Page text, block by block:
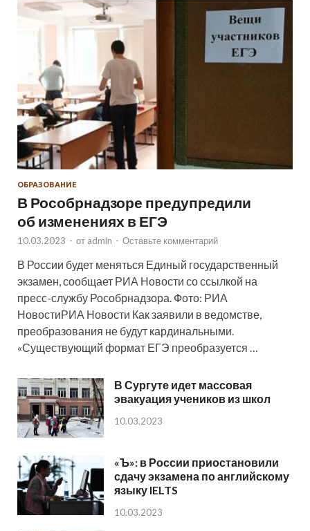
ОБРАЗОВАНИЕ
В Рособрнадзоре предупредили
об изменениях в ЕГЭ
10.03.2023 - от admin - Оставьте комментарий
В России будет меняться Единый государственный
экзамен, сообщает РИА Новости со ссылкой на
пресс-службу Рособрнадзора. Фото: РИА
НовостиРИА Новости Как заявили в ведомстве,
преобразования не будут кардинальными.
«Существующий формат ЕГЭ преобразуется …
В Сургуте идет массовая
эвакуация учеников из школ
10.03.2023
«Ъ»: в России приостановили
сдачу экзамена по английскому
языку IELTS
10.03.2023